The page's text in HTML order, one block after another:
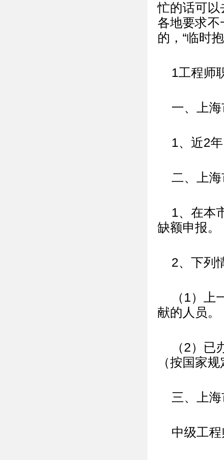
忙的话可以
各地要求不
的，“临时
1工程师
一、上
1、近2
二、上
1、在本
缺额申报。
2、下列
（1）
献的人员。
（2）
（按国家
三、上
中级工